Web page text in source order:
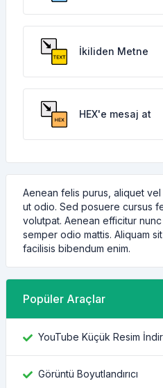
İkiliden Metne
HEX'e mesaj at
Aenean felis purus, aliquet
ut odio. Sed posuere cursus
volutpat. Aenean efficitur
semper odio mattis. Aliquam
facilisis bibendum enim.
Popüler Araçlar
YouTube Küçük Resim
Görüntü Boyutlandırıcı